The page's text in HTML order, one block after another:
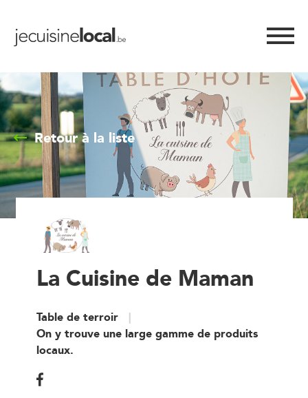
Retour à la liste
La Cuisine de Maman
Table de terroir
On y trouve une large gamme de produits
locaux.